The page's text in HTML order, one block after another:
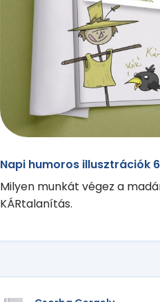
Napi humoros illusztrációk
Milyen munkát végez a
KÁRtalanítás.